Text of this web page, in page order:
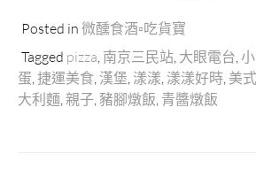
Posted in 微醺食酒▫吃貨寶
Tagged pizza 南京三民站 大眼電台
蛋 捷運美食 漢堡 漾漾 漾漾好時 美
大利麵 親子 豬腳燉飯 青醬燉飯